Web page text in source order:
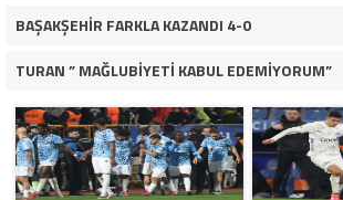
BAŞAKŞEHİR FARKLA KAZANDI 4-0
TURAN ” MAĞLUBİYETİ KABUL EDEMİYORUM”